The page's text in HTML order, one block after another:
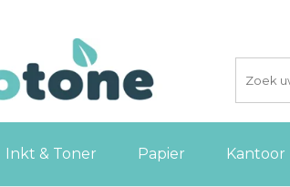
Inkt & Toner Papier Kantoor